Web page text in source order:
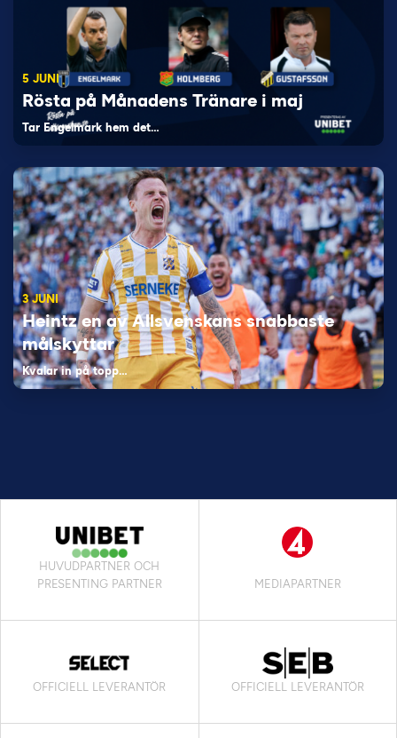
5 JUNI
Rösta på Månadens Tränare i maj
Tar Engelmark hem det…
3 JUNI
Heintz en av Allsvenskans snabbaste
målskyttar
Kvalar in på topp…
HUVUDPARTNER OCH
PRESENTING PARTNER
MEDIAPARTNER
OFFICIELL LEVERANTÖR OFFICIELL LEVERANTÖR